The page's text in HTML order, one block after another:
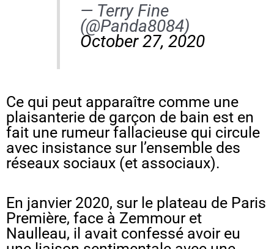
— Terry Fine
(@Panda8084)
October 27, 2020
Ce qui peut apparaître comme une
plaisanterie de garçon de bain est en
fait une rumeur fallacieuse qui circule
avec insistance sur l’ensemble des
réseaux sociaux (et associaux).
En janvier 2020, sur le plateau de Paris
Première, face à Zemmour et
Naulleau, il avait confessé avoir eu